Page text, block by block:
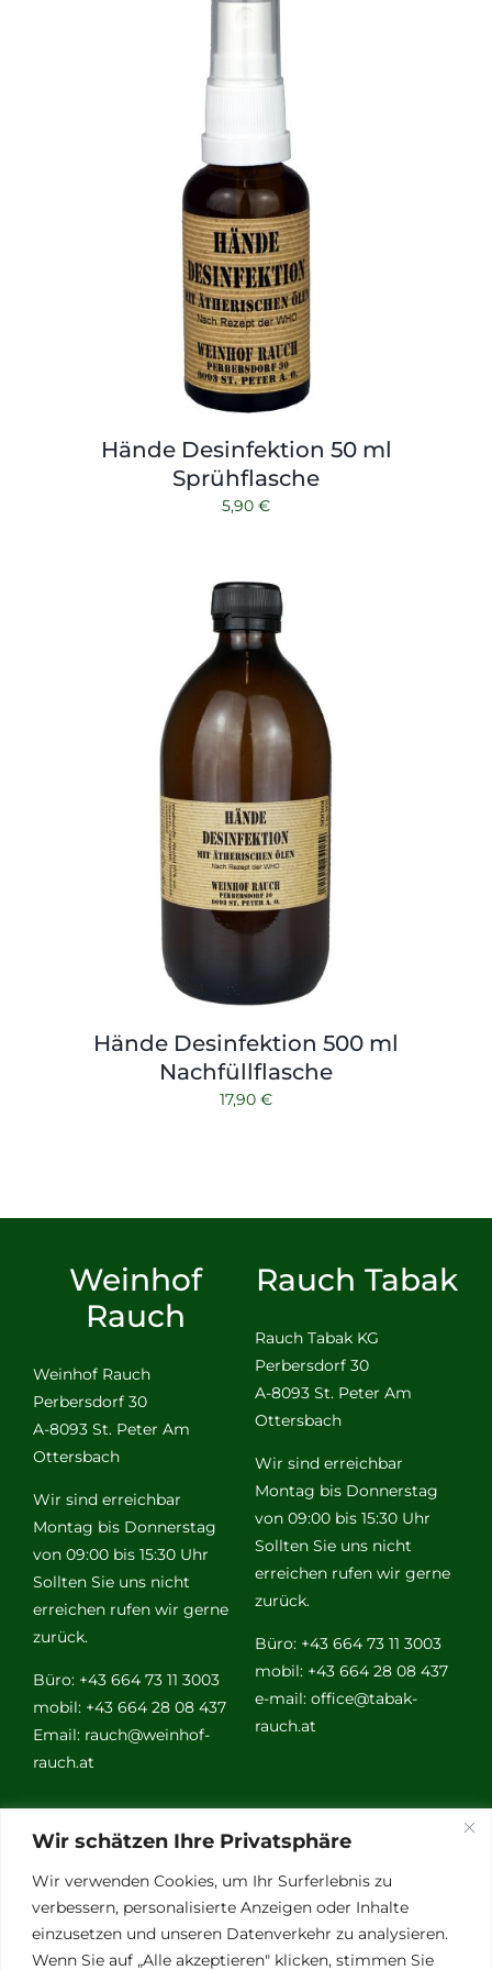
Wir schätzen Ihre Privatsphäre
Wir verwenden Cookies, um Ihr Surferlebnis zu
verbessern, personalisierte Anzeigen oder Inhalte
einzusetzen und unseren Datenverkehr zu analysieren.
Wenn Sie auf „Alle akzeptieren" klicken, stimmen Sie
Hände Desinfektion 50 ml
Sprühflasche
5,90 €
Hände Desinfektion 500 ml
Nachfüllflasche
17,90 €
Weinhof
Rauch
Weinhof Rauch
Perbersdorf 30
A-8093 St. Peter Am
Ottersbach
Wir sind erreichbar
Montag bis Donnerstag
von 09:00 bis 15:30 Uhr
Sollten Sie uns nicht
erreichen rufen wir gerne
zurück.
Büro: +43 664 73 11 3003
mobil: +43 664 28 08 437
Email: rauch@weinhof-
rauch.at
Rauch Tabak
Rauch Tabak KG
Perbersdorf 30
A-8093 St. Peter Am
Ottersbach
Wir sind erreichbar
Montag bis Donnerstag
von 09:00 bis 15:30 Uhr
Sollten Sie uns nicht
erreichen rufen wir gerne
zurück.
Büro: +43 664 73 11 3003
mobil: +43 664 28 08 437
e-mail: office@tabak-
rauch.at
Weitere
Links
Vino Vitalis
Ottersbachtal